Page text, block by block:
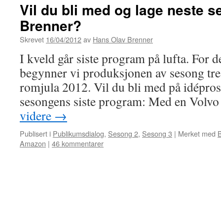
Vil du bli med og lage neste
Brenner?
Skrevet 16/04/2012av Hans Olav Brenner
I kveld går siste program på lufta. For
begynner vi produksjonen av sesong
romjula 2012. Vil du bli med på
sesongens siste program: Med en
videre →
Publisert i Publikumsdialog, Sesong 2, Sesong 3 | Merket med
Amazon | 46 kommentarer